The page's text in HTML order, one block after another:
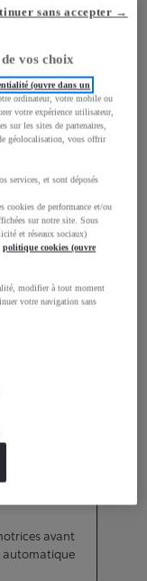
11,2
avant
automatique
vos choix
(ouvre dans un
ordinateur, votre mobile ou
votre expérience utilisateur,
sur les sites de partenaires,
géolocalisation, vous offrir
services, et sont déposés
cookies de performance et/ou
sur notre site. Sous
et réseaux sociaux)
politique cookies (ouvre
modifier à tout moment
votre navigation sans
sans accepter →